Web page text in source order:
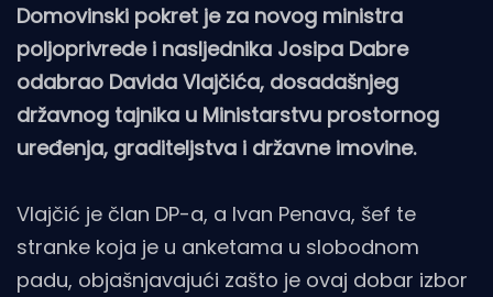
Domovinski pokret je za novog ministra
poljoprivrede i nasljednika Josipa Dabre
odabrao Davida Vlajčića, dosadašnjeg
državnog tajnika u Ministarstvu prostornog
uređenja, graditeljstva i državne imovine.
Vlajčić je član DP-a, a Ivan Penava, šef te
stranke koja je u anketama u slobodnom
padu, objašnjavajući zašto je ovaj dobar izbor